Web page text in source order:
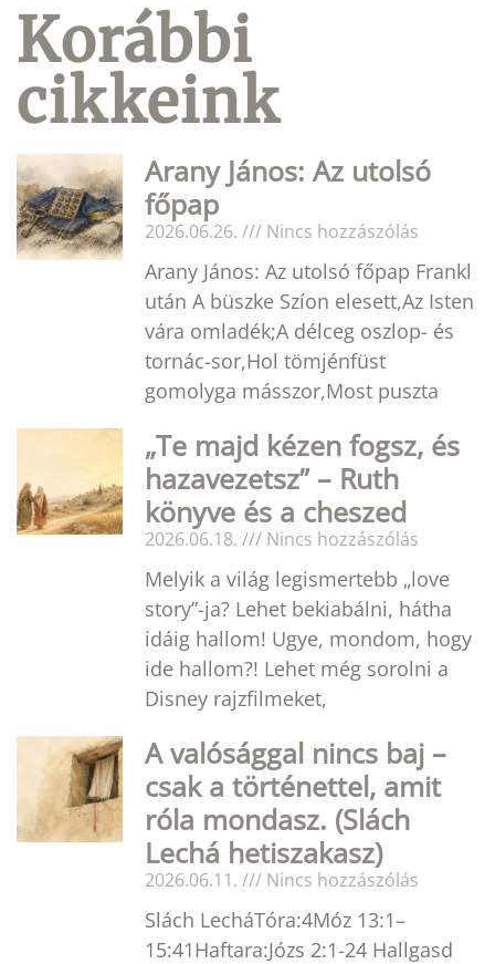
Korábbi
cikkeink
Arany János: Az utolsó
főpap
2026.06.26. Nincs hozzászólás
Arany János: Az utolsó főpap Frankl
után A büszke Szíon elesett,Az Isten
vára omladék;A délceg oszlop- és
tornác-sor,Hol tömjénfüst
gomolyga másszor,Most puszta
„Te majd kézen fogsz, és
hazavezetsz” – Ruth
könyve és a cheszed
2026.06.18. Nincs hozzászólás
Melyik a világ legismertebb „love
story”-ja? Lehet bekiabálni, hátha
idáig hallom! Ugye, mondom, hogy
ide hallom?! Lehet még sorolni a
Disney rajzfilmeket,
A valósággal nincs baj –
csak a történettel, amit
róla mondasz. (Slách
Lechá hetiszakasz)
2026.06.11. Nincs hozzászólás
Slách LecháTóra:4Móz 13:1–
15:41Haftara:Józs 2:1-24 Hallgasd